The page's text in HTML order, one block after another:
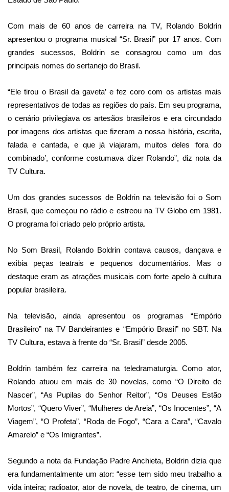
Com mais de 60 anos de carreira na TV, Rolando Boldrin
apresentou o programa musical “Sr. Brasil” por 17 anos. Com
grandes sucessos, Boldrin se consagrou como um dos
principais nomes do sertanejo do Brasil.
“Ele tirou o Brasil da gaveta’ e fez coro com os artistas mais
representativos de todas as regiões do país. Em seu programa,
o cenário privilegiava os artesãos brasileiros e era circundado
por imagens dos artistas que fizeram a nossa história, escrita,
falada e cantada, e que já viajaram, muitos deles ‘fora do
combinado’, conforme costumava dizer Rolando”, diz nota da
TV Cultura.
Um dos grandes sucessos de Boldrin na televisão foi o Som
Brasil, que começou no rádio e estreou na TV Globo em 1981.
O programa foi criado pelo próprio artista.
No Som Brasil, Rolando Boldrin contava causos, dançava e
exibia peças teatrais e pequenos documentários. Mas o
destaque eram as atrações musicais com forte apelo à cultura
popular brasileira.
Na televisão, ainda apresentou os programas “Empório
Brasileiro” na TV Bandeirantes e “Empório Brasil” no SBT. Na
TV Cultura, estava à frente do “Sr. Brasil” desde 2005.
Boldrin também fez carreira na teledramaturgia. Como ator,
Rolando atuou em mais de 30 novelas, como “O Direito de
Nascer”, “As Pupilas do Senhor Reitor”, “Os Deuses Estão
Mortos”, “Quero Viver”, “Mulheres de Areia”, “Os Inocentes”, “A
Viagem”, “O Profeta”, “Roda de Fogo”, “Cara a Cara”, “Cavalo
Amarelo” e “Os Imigrantes”.
Segundo a nota da Fundação Padre Anchieta, Boldrin dizia que
era fundamentalmente um ator: “esse tem sido meu trabalho a
vida inteira; radioator, ator de novela, de teatro, de cinema, um